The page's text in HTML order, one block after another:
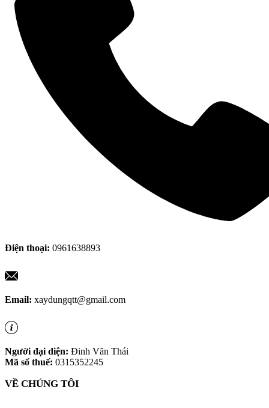
Điện thoại: 0961638893
Email: xaydungqtt@gmail.com
Người đại diện: Đinh Văn Thái
Mã số thuế: 0315352245
VỀ CHÚNG TÔI